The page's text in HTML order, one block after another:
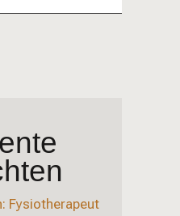
Fysiotherapeut